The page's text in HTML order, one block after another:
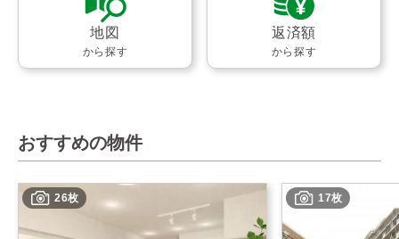
地図
から探す
返済額
から探す
おすすめの物件
26枚 17枚